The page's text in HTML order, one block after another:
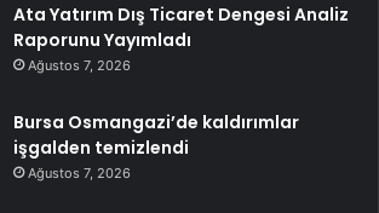
Ata Yatırım Dış Ticaret Dengesi Analiz
Raporunu Yayımladı
Ağustos 7, 2026
Bursa Osmangazi’de kaldırımlar
işgalden temizlendi
Ağustos 7, 2026